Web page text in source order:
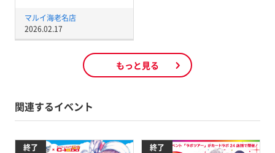
マルイ海老名店
2026.02.17
もっと見る
関連するイベント
終了 終了